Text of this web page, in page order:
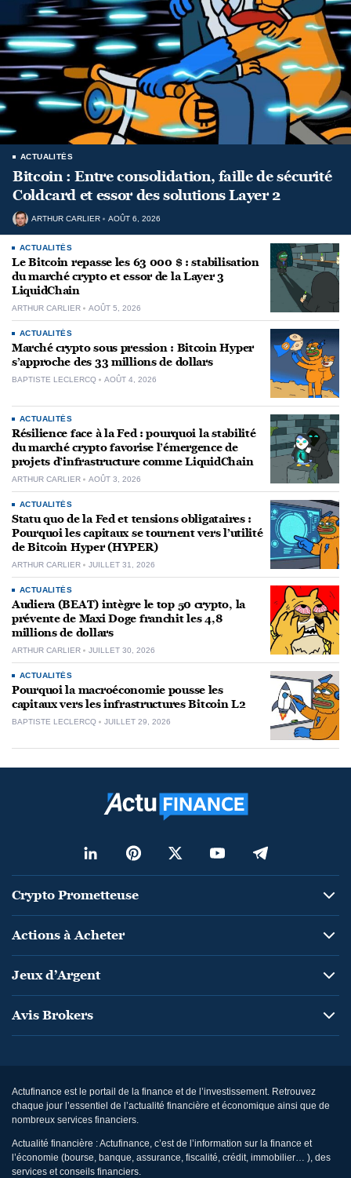
ACTUALITÉS
Bitcoin : Entre consolidation, faille de sécurité
Coldcard et essor des solutions Layer 2
ARTHUR CARLIER AOÛT 6, 2026
ACTUALITÉS
Le Bitcoin repasse les 63 000 $ : stabilisation
du marché crypto et essor de la Layer 3
LiquidChain
ARTHUR CARLIER AOÛT 5, 2026
ACTUALITÉS
Marché crypto sous pression : Bitcoin Hyper
s’approche des 33 millions de dollars
BAPTISTE LECLERCQ AOÛT 4, 2026
ACTUALITÉS
Résilience face à la Fed : pourquoi la stabilité
du marché crypto favorise l’émergence de
projets d’infrastructure comme LiquidChain
ARTHUR CARLIER AOÛT 3, 2026
ACTUALITÉS
Statu quo de la Fed et tensions obligataires :
Pourquoi les capitaux se tournent vers l’utilité
de Bitcoin Hyper (HYPER)
ARTHUR CARLIER JUILLET 31, 2026
ACTUALITÉS
Audiera (BEAT) intègre le top 50 crypto, la
prévente de Maxi Doge franchit les 4,8
millions de dollars
ARTHUR CARLIER JUILLET 30, 2026
ACTUALITÉS
Pourquoi la macroéconomie pousse les
capitaux vers les infrastructures Bitcoin L2
BAPTISTE LECLERCQ JUILLET 29, 2026
Crypto Prometteuse
Actions à Acheter
Jeux d’Argent
Avis Brokers
Actufinance est le portail de la finance et de l’investissement. Retrouvez
chaque jour l’essentiel de l’actualité financière et économique ainsi que de
nombreux services financiers.
Actualité financière : Actufinance, c’est de l’information sur la finance et
l’économie (bourse, banque, assurance, fiscalité, crédit, immobilier… ), des
services et conseils financiers.